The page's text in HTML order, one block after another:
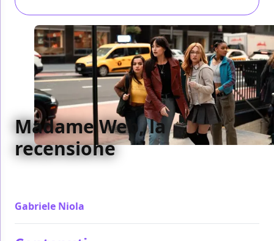
Madame Web, la
recensione
Gabriele Niola